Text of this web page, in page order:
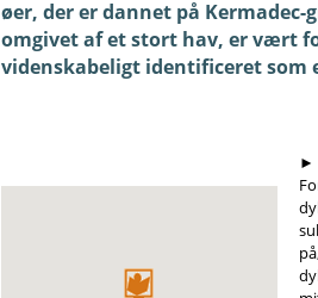
øer, der er dannet på
omgivet af et stort hav, er vært
videnskabeligt identificeret som
► Jeg husker at jeg læste New Zealand Dive Magazine da jeg voksede op.